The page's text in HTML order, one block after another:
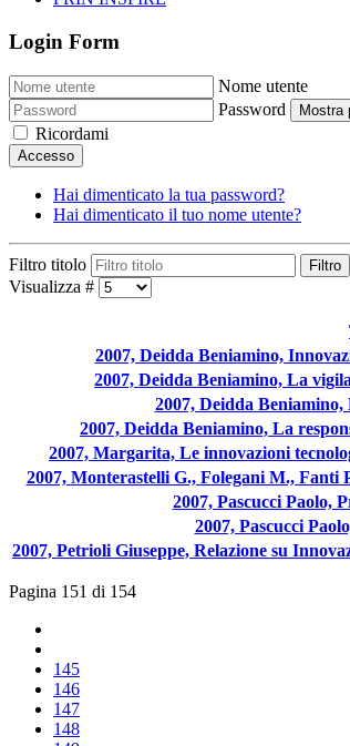
Login Form
Nome utente
Password
Mostra
Ricordami
Accesso
Hai dimenticato la tua password?
Hai dimenticato il tuo nome utente?
Filtro titolo Filtro
Visualizza #
2007, Deidda Beniamino,
2007, Deidda Beniamino, La
2007, Deidda
2007, Deidda Beniamino, La
2007, Margarita, Le innovazioni
2007, Monterastelli G., Folegani M., Fanti
2007, Pascucci Paolo,
2007, Pascucci
2007, Petrioli Giuseppe, Relazione su
Pagina 151 di 154
145
146
147
148